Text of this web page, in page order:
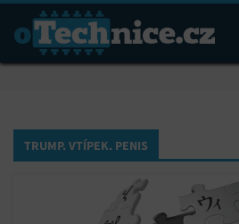
TRUMP. VTÍPEK. PENIS